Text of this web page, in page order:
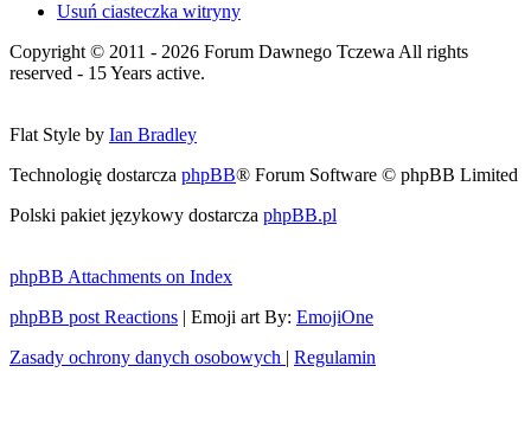
Usuń ciasteczka witryny
Copyright © 2011 - 2026 Forum Dawnego Tczewa All rights
reserved - 15 Years active.
Flat Style by Ian Bradley
Technologię dostarcza phpBB® Forum Software © phpBB Limited
Polski pakiet językowy dostarcza phpBB.pl
phpBB Attachments on Index
phpBB post Reactions | Emoji art By: EmojiOne
Zasady ochrony danych osobowych | Regulamin